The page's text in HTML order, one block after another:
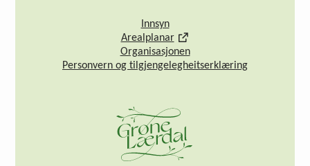
Innsyn
Arealplanar
Organisasjonen
Personvern og tilgjengelegheitserklæring